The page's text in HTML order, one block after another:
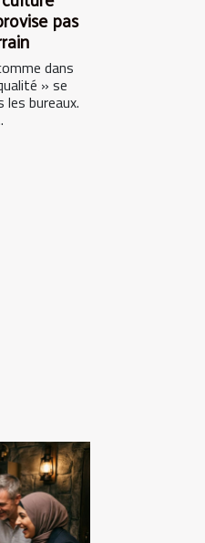
pas
dans
» se
les bureaux.